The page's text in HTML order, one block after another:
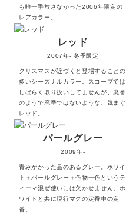
も唯一手放さなかった2006年限定の
レアカラー。
レッド
2007年- 冬季限定
クリスマスが近づくと登場することの
多いシーズナルカラー。スコープでは
しばらく取り扱いしてませんが、廃番
のようで廃番ではないような、気まぐ
レッド。
パールグレー
2009年-
青みがかった品のあるグレー。ホワイ
ト＋パールグレー＋色物一色というテ
ィーマ混ぜ使いには欠かせません。ホ
ワイトと共に現行マグの定番中の定
番。